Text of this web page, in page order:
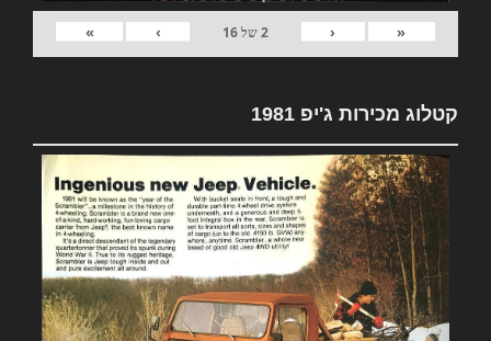
«
‹
2של16
›
»
קטלוג מכירות ג'יפ 1981